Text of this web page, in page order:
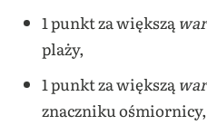
1 punkt za większą
plaży,
1 punkt za większą
znaczniku ośmiornicy,